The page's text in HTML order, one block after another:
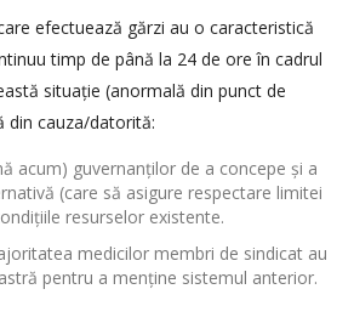
efectuează gărzi au o caracteristică
timp de până la 24 de ore în cadrul
situație (anormală din punct de
din cauza/datorită:
acum) guvernanților de a concepe și a
(care să asigure respectare limitei
resurselor existente.
medicilor membri de sindicat au
pentru a menține sistemul anterior.